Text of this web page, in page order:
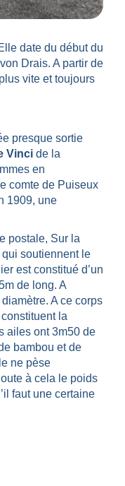
date du début du
Drais. A partir de
vite et toujours
presque sortie
Vinci de la
en
comte de Puiseux
1909, une
postale, Sur la
soutiennent le
est constitué d’un
de long. A
diamètre. A ce corps
la
ailes ont 3m50 de
bambou et de
ne pèse
à cela le poids
faut une certaine